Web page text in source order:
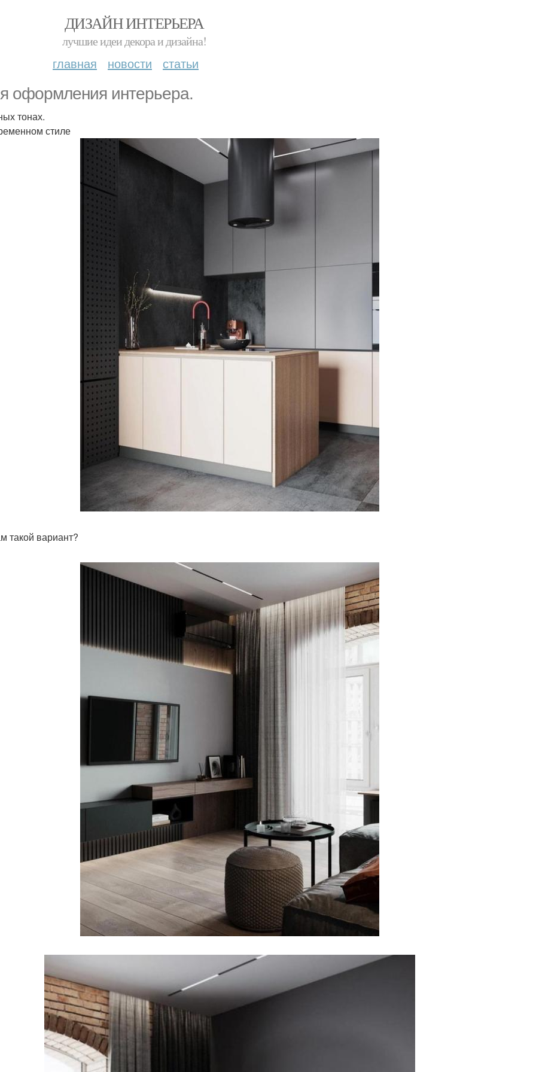
ДИЗАЙН ИНТЕРЬЕРА
лучшие идеи декора и дизайна!
главная новости статьи
оформления интерьера.
тонах.
стиле
такой вариант?